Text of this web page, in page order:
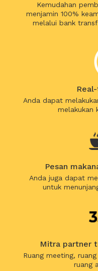
Kemudahan
menjamin 100%
melalui bank
Anda dapat
melakukan
Pesan
Anda juga dapat
untuk
Mitra partner
Ruang meeting,
ruang